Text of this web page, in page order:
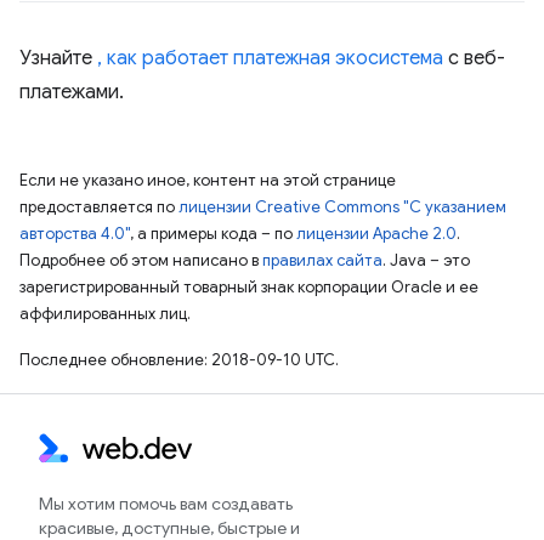
Узнайте , как работает платежная экосистема с веб-
платежами.
Если не указано иное, контент на этой странице
предоставляется полицензии Creative Commons "С указанием
авторства 4.0", а примеры кода – полицензии Apache 2.0.
Подробнее об этом написано вправилах сайта. Java – это
зарегистрированный товарный знак корпорации Oracle и ее
аффилированных лиц.
Последнее обновление: 2018-09-10 UTC.
Мы хотим помочь вам создавать
красивые, доступные, быстрые и